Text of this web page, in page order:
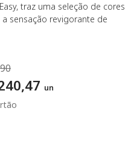
traz uma seleção de cores
sensação revigorante de
,47 un